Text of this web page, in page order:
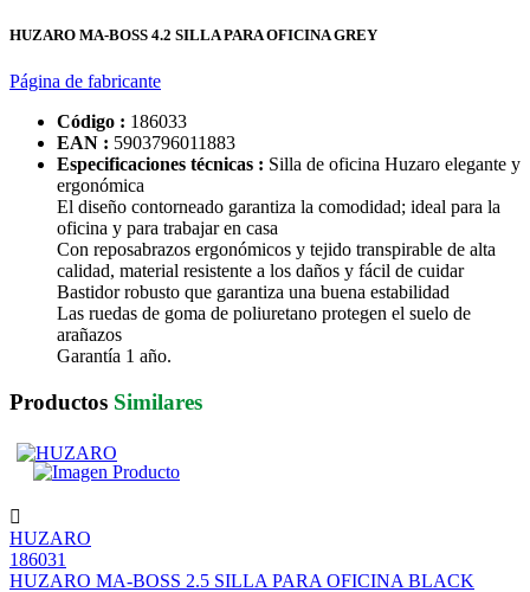
HUZARO MA-BOSS 4.2 SILLA PARA OFICINA GREY
Página de fabricante
Código : 186033
EAN : 5903796011883
Especificaciones técnicas : Silla de oficina Huzaro elegante y
ergonómica
El diseño contorneado garantiza la comodidad; ideal para la
oficina y para trabajar en casa
Con reposabrazos ergonómicos y tejido transpirable de alta
calidad, material resistente a los daños y fácil de cuidar
Bastidor robusto que garantiza una buena estabilidad
Las ruedas de goma de poliuretano protegen el suelo de
arañazos
Garantía 1 año.
Productos Similares
HUZARO
186031
HUZARO MA-BOSS 2.5 SILLA PARA OFICINA BLACK